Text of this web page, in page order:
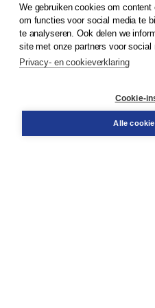
© 2026Koninklijke Boom
Bestellen
We gebruiken cookies om
om functies voor social media te
te analyseren. Ook delen we
site met onze partners voor social
Privacy- en cookieverklaring
Cookie-
Alle